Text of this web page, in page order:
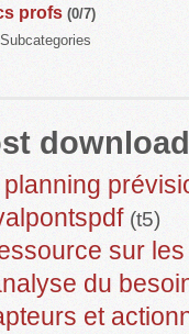
profs (0/7)
planning
(t5)
sur
du
et